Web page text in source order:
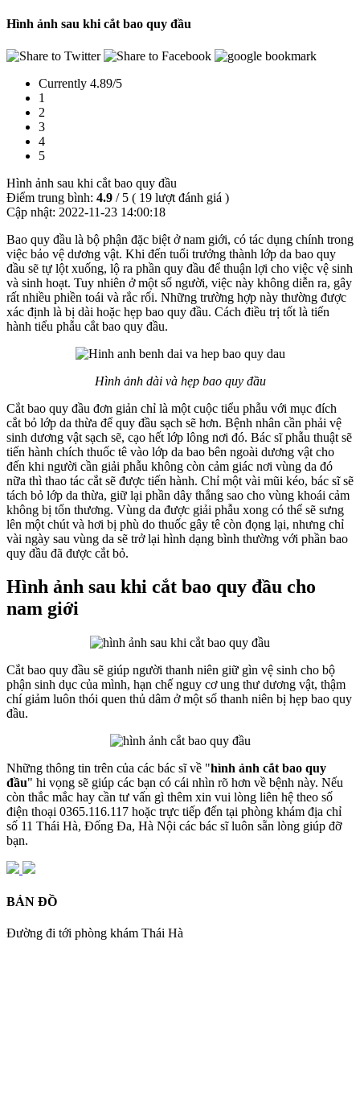
Hình ảnh sau khi cắt bao quy đầu
Currently 4.89/5
1
2
3
4
5
Hình ảnh sau khi cắt bao quy đầu
Điểm trung bình: 4.9 / 5 ( 19 lượt đánh giá )
Cập nhật: 2022-11-23 14:00:18
Bao quy đầu là bộ phận đặc biệt ở nam giới, có tác dụng chính trong
việc bảo vệ dương vật. Khi đến tuổi trưởng thành lớp da bao quy
đầu sẽ tự lột xuống, lộ ra phần quy đầu để thuận lợi cho việc vệ sinh
và sinh hoạt. Tuy nhiên ở một số người, việc này không diễn ra, gây
rất nhiều phiền toái và rắc rối. Những trường hợp này thường được
xác định là bị dài hoặc hẹp bao quy đầu. Cách điều trị tốt là tiến
hành tiểu phẫu cắt bao quy đầu.
Hình ảnh dài và hẹp bao quy đầu
Cắt bao quy đầu đơn giản chỉ là một cuộc tiểu phẫu với mục đích
cắt bỏ lớp da thừa để quy đầu sạch sẽ hơn. Bệnh nhân cần phải vệ
sinh dương vật sạch sẽ, cạo hết lớp lông nơi đó. Bác sĩ phẫu thuật sẽ
tiến hành chích thuốc tê vào lớp da bao bên ngoài dương vật cho
đến khi người cần giải phẫu không còn cảm giác nơi vùng da đó
nữa thì thao tác cắt sẽ được tiến hành. Chỉ một vài mũi kéo, bác sĩ sẽ
tách bỏ lớp da thừa, giữ lại phần dây thắng sao cho vùng khoái cảm
không bị tổn thương. Vùng da được giải phẫu xong có thể sẽ sưng
lên một chút và hơi bị phù do thuốc gây tê còn đọng lại, nhưng chỉ
vài ngày sau vùng da sẽ trở lại hình dạng bình thường với phần bao
quy đầu đã được cắt bỏ.
Hình ảnh sau khi cắt bao quy đầu cho
nam giới
Cắt bao quy đầu sẽ giúp người thanh niên giữ gìn vệ sinh cho bộ
phận sinh dục của mình, hạn chế nguy cơ ung thư dương vật, thậm
chí giảm luôn thói quen thủ dâm ở một số thanh niên bị hẹp bao quy
đầu.
Những thông tin trên của các bác sĩ về "hình ảnh cắt bao quy
đầu" hi vọng sẽ giúp các bạn có cái nhìn rõ hơn về bệnh này. Nếu
còn thắc mắc hay cần tư vấn gì thêm xin vui lòng liên hệ theo số
điện thoại 0365.116.117 hoặc trực tiếp đến tại phòng khám địa chỉ
số 11 Thái Hà, Đống Đa, Hà Nội các bác sĩ luôn sẵn lòng giúp đỡ
bạn.
BẢN ĐỒ
Đường đi tới phòng khám Thái Hà